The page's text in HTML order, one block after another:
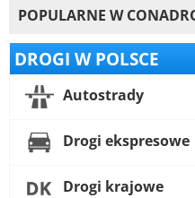
POPULARNE W
DROGI W POLSCE
Autostrady
Drogi ekspresowe
Drogi krajowe